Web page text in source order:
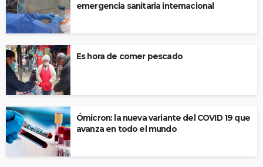
emergencia sanitaria internacional
Es hora de comer pescado
Ómicron: la nueva variante del COVID 19 que
avanza en todo el mundo